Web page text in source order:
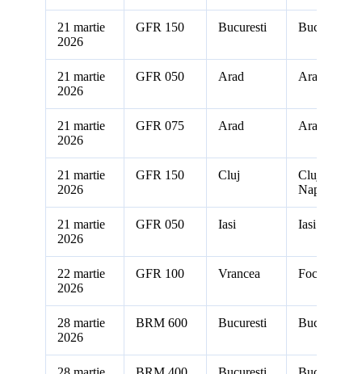
21 martie
2026
GFR 150 Bucuresti Bucuresti
21 martie
2026
GFR 050 Arad Arad
21 martie
2026
GFR 075 Arad Arad
21 martie
2026
GFR 150 Cluj
Cluj-
Napoca
21 martie
2026
GFR 050 Iasi Iasi
22 martie
2026
GFR 100 Vrancea Focsani
28 martie
2026
BRM 600 Bucuresti Bucuresti